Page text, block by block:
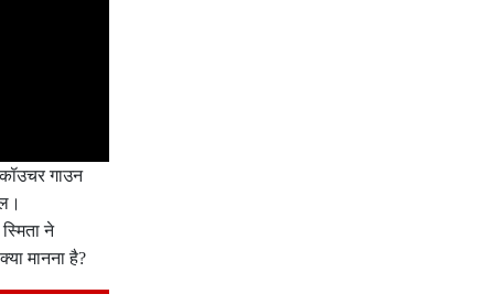
गाउन
ने
मानना है?